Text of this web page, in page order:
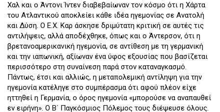
Χαλ και ο Άντονι Ίντεν διαβεβαίωναν τον κόσμο ότι η Χάρτα
του Ατλαντικού αποκλείει κάθε ιδέα ηγεμονίας σε Ανατολή
και Δύση. Ο Ε.Χ. Καρ άσκησε δριμύτατη κριτική σε αυτές τις
αντιλήψεις, αλλά αποδέχθηκε, όπως και ο Άντερσον, ότι η
βρετανοαμερικανική ηγεμονία, σε αντίθεση με τη γερμανική
και την ιαπωνική, αξίωναν ένα ύφος εξουσίας που βασίζεται
περισσότερο στη συναίνεση παρά στον καταναγκασμό.
Πάντως, έτσι και αλλιώς, η μεταπολεμική αντίληψη για την
ηγεμονία κατέληγε στο συμπέρασμα ότι αφού πλέον είχε
ηττηθεί η Γερμανία, ο όρος ηγεμονία «μπορούσε να αναπαυθεί
εν ειρήνη». Ο Β΄ Παγκόσμιος Πόλεμος τους διέψευσε όλους.